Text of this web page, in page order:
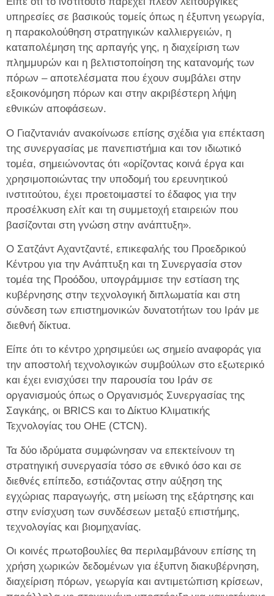
υπηρεσίες σε βασικούς τομείς όπως η έξυπνη γεωργία,
η παρακολούθηση στρατηγικών καλλιεργειών, η
καταπολέμηση της αρπαγής γης, η διαχείριση των
πλημμυρών και η βελτιστοποίηση της κατανομής των
πόρων – αποτελέσματα που έχουν συμβάλει στην
εξοικονόμηση πόρων και στην ακριβέστερη λήψη
εθνικών αποφάσεων.
Ο Γιαζντανιάν ανακοίνωσε επίσης σχέδια για επέκταση
της συνεργασίας με πανεπιστήμια και τον ιδιωτικό
τομέα, σημειώνοντας ότι «ορίζοντας κοινά έργα και
χρησιμοποιώντας την υποδομή του ερευνητικού
ινστιτούτου, έχει προετοιμαστεί το έδαφος για την
προσέλκυση ελίτ και τη συμμετοχή εταιρειών που
βασίζονται στη γνώση στην ανάπτυξη».
Ο Σατζάντ Αχαντζαντέ, επικεφαλής του Προεδρικού
Κέντρου για την Ανάπτυξη και τη Συνεργασία στον
τομέα της Προόδου, υπογράμμισε την εστίαση της
κυβέρνησης στην τεχνολογική διπλωματία και στη
σύνδεση των επιστημονικών δυνατοτήτων του Ιράν με
διεθνή δίκτυα.
Είπε ότι το κέντρο χρησιμεύει ως σημείο αναφοράς για
την αποστολή τεχνολογικών συμβούλων στο εξωτερικό
και έχει ενισχύσει την παρουσία του Ιράν σε
οργανισμούς όπως ο Οργανισμός Συνεργασίας της
Σαγκάης, οι BRICS και το Δίκτυο Κλιματικής
Τεχνολογίας του ΟΗΕ (CTCN).
Τα δύο ιδρύματα συμφώνησαν να επεκτείνουν τη
στρατηγική συνεργασία τόσο σε εθνικό όσο και σε
διεθνές επίπεδο, εστιάζοντας στην αύξηση της
εγχώριας παραγωγής, στη μείωση της εξάρτησης και
στην ενίσχυση των συνδέσεων μεταξύ επιστήμης,
τεχνολογίας και βιομηχανίας.
Οι κοινές πρωτοβουλίες θα περιλαμβάνουν επίσης τη
χρήση χωρικών δεδομένων για έξυπνη διακυβέρνηση,
διαχείριση πόρων, γεωργία και αντιμετώπιση κρίσεων,